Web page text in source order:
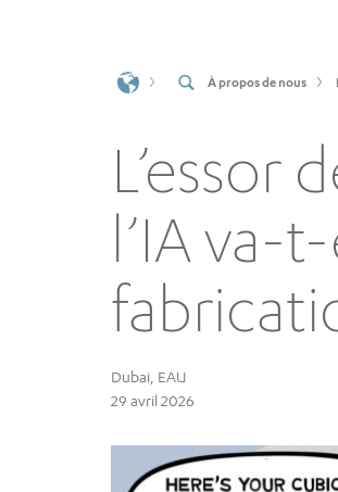
À propos de nous
L’essor
l’IA va-
Dubai, EAU
29 avril 2026